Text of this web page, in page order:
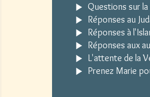
Questions sur
Réponses au
Réponses à
Réponses aux
L'attente de la
Prenez Marie